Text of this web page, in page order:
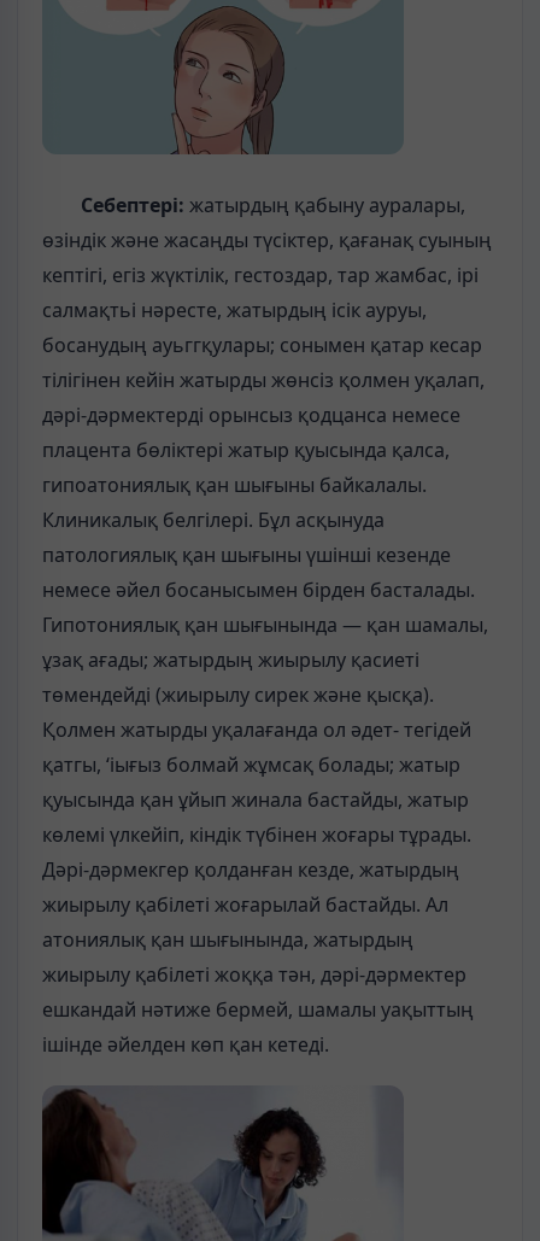
Себептері: жатырдың қабыну ауралары,
өзіндік және жасаңды түсіктер, қағанақ суының
кептігі, егіз жүктілік, гестоздар, тар жамбас, ірі
салмақтьі нәресте, жатырдың ісік ауруы,
босанудың ауьггқулары; сонымен қатар кесар
тілігінен кейін жатырды жөнсіз қолмен уқалап,
дәрі-дәрмектерді орынсыз қодцанса немесе
плацента бөліктері жатыр қуысында қалса,
гипоатониялық қан шығыны байкалалы.
Клиникалық белгілері. Бұл асқынуда
патологиялық қан шығыны үшінші кезенде
немесе әйел босанысымен бірден басталады.
Гипотониялық қан шығынында — қан шамалы,
ұзақ ағады; жатырдың жиырылу қасиеті
төмендейді (жиырылу сирек және қысқа).
Қолмен жатырды уқалағанда ол әдет- тегідей
қатгы, ‘іығыз болмай жұмсақ болады; жатыр
қуысында қан ұйып жинала бастайды, жатыр
көлемі үлкейіп, кіндік түбінен жоғары тұрады.
Дәрі-дәрмекгер қолданған кезде, жатырдың
жиырылу қабілеті жоғарылай бастайды. Ал
атониялық қан шығынында, жатырдың
жиырылу қабілеті жоққа тән, дәрі-дәрмектер
ешкандай нәтиже бермей, шамалы уақыттың
ішінде әйелден көп қан кетеді.